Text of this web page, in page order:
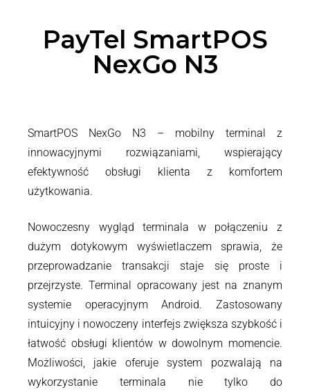
PayTel SmartPOS
NexGo N3
SmartPOS NexGo N3 – mobilny terminal z
innowacyjnymi rozwiązaniami, wspierający
efektywność obsługi klienta z komfortem
użytkowania.
Nowoczesny wygląd terminala w połączeniu z
dużym dotykowym wyświetlaczem sprawia, że
przeprowadzanie transakcji staje się proste i
przejrzyste. Terminal opracowany jest na znanym
systemie operacyjnym Android. Zastosowany
intuicyjny i nowoczeny interfejs zwiększa szybkość i
łatwość obsługi klientów w dowolnym momencie.
Możliwości, jakie oferuje system pozwalają na
wykorzystanie terminala nie tylko do